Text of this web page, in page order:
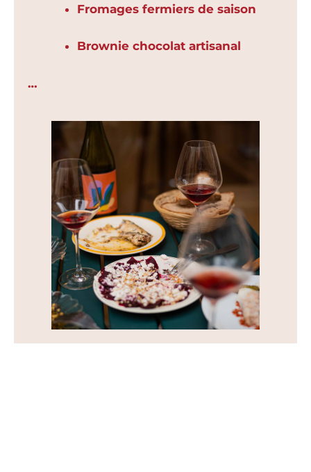
Fromages fermiers de saison
Brownie chocolat artisanal
…